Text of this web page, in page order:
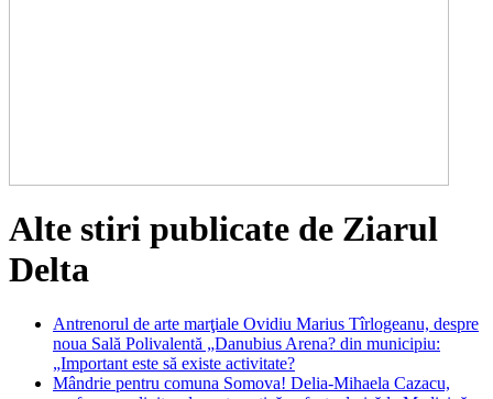
Alte stiri publicate de Ziarul
Delta
Antrenorul de arte marţiale Ovidiu Marius Tîrlogeanu, despre
noua Sală Polivalentă „Danubius Arena? din municipiu:
„Important este să existe activitate?
Mândrie pentru comuna Somova! Delia-Mihaela Cazacu,